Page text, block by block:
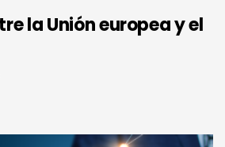
la Unión europea y el